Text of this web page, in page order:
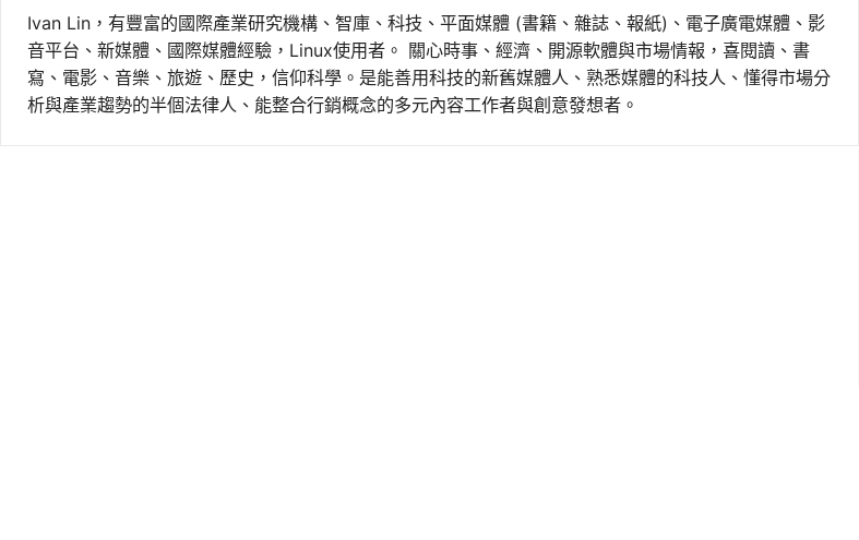
Ivan Lin，有豐富的國際產業研究機構、智庫、科技、平面媒體 (書籍、雜誌、報紙)、電子廣電媒體、影
音平台、新媒體、國際媒體經驗，Linux使用者。 關心時事、經濟、開源軟體與市場情報，喜閱讀、書
寫、電影、音樂、旅遊、歷史，信仰科學。是能善用科技的新舊媒體人、熟悉媒體的科技人、懂得市場分
析與產業趨勢的半個法律人、能整合行銷概念的多元內容工作者與創意發想者。